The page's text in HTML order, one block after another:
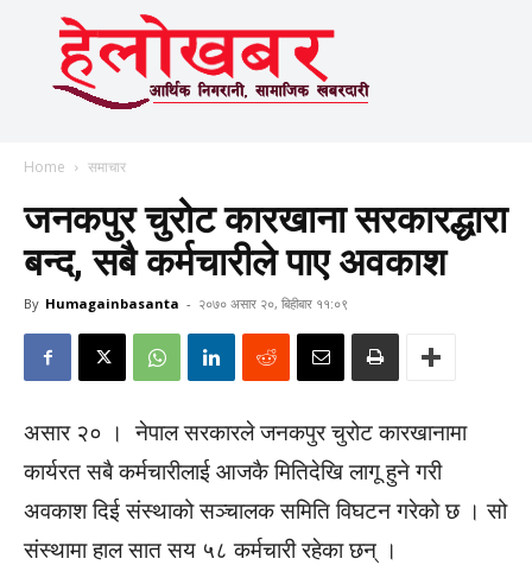
Home समाचार
जनकपुर चुरोट कारखाना सरकारद्धारा
बन्द, सबै कर्मचारीले पाए अवकाश
By Humagainbasanta - २०७० असार २०, बिहीबार ११:०९
असार २० । नेपाल सरकारले जनकपुर चुरोट कारखानामा
कार्यरत सबै कर्मचारीलाई आजकै मितिदेखि लागू हुने गरी
अवकाश दिई संस्थाको सञ्चालक समिति विघटन गरेको छ । सो
संस्थामा हाल सात सय ५८ कर्मचारी रहेका छन् ।